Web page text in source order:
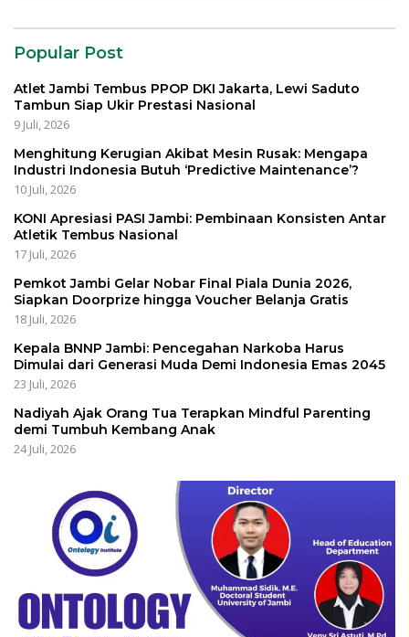
Popular Post
Atlet Jambi Tembus PPOP DKI Jakarta, Lewi Saduto
Tambun Siap Ukir Prestasi Nasional
9 Juli, 2026
Menghitung Kerugian Akibat Mesin Rusak: Mengapa
Industri Indonesia Butuh ‘Predictive Maintenance’?
10 Juli, 2026
KONI Apresiasi PASI Jambi: Pembinaan Konsisten Antar
Atletik Tembus Nasional
17 Juli, 2026
Pemkot Jambi Gelar Nobar Final Piala Dunia 2026,
Siapkan Doorprize hingga Voucher Belanja Gratis
18 Juli, 2026
Kepala BNNP Jambi: Pencegahan Narkoba Harus
Dimulai dari Generasi Muda Demi Indonesia Emas 2045
23 Juli, 2026
Nadiyah Ajak Orang Tua Terapkan Mindful Parenting
demi Tumbuh Kembang Anak
24 Juli, 2026